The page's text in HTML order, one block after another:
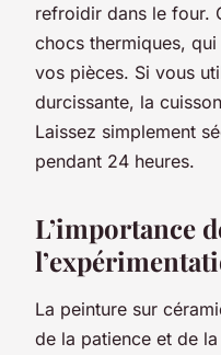
refroidir dans le four.
chocs thermiques,
vos pièces. Si vous
durcissante, la
Laissez simplement
pendant 24 heures.
L’importance
La peinture sur
de la patience et de